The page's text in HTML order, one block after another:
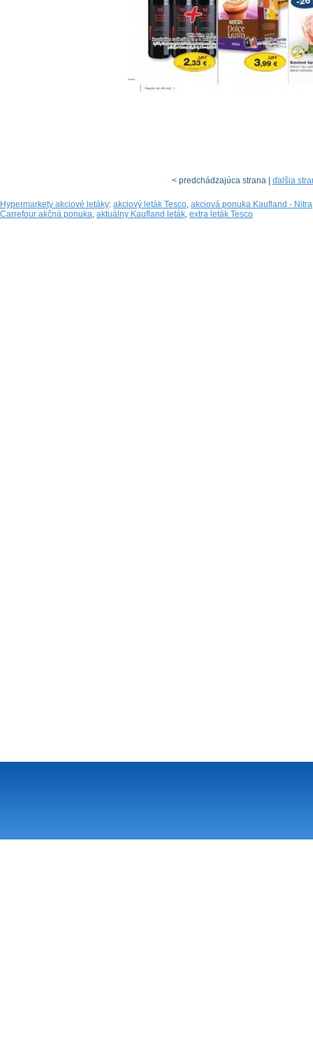
< predchádzajúca strana | ďalšia
Hypermarkety akciové letáky: akciový leták Tesco, akciová ponuka Kaufland - Nitra
Carrefour akčná ponuka, aktuálny Kaufland leták, extra leták Tesco